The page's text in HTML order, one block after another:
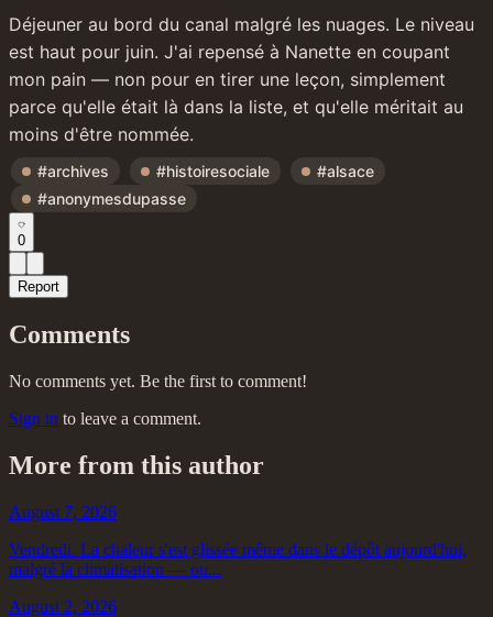
Déjeuner au bord du canal malgré les nuages. Le niveau
est haut pour juin. J'ai repensé à Nanette en coupant
mon pain — non pour en tirer une leçon, simplement
parce qu'elle était là dans la liste, et qu'elle méritait au
moins d'être nommée.
#archives #histoiresociale
#alsace
#anonymesdupasse
0
Report
Comments
No comments yet. Be the first to comment!
Sign in to leave a comment.
More from this author
August 7, 2026
Vendredi. La chaleur s'est glissée même dans le dépôt aujourd'hui,
malgré la climatisation — ou...
August 2, 2026